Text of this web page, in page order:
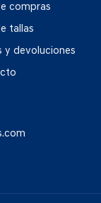
compras
tallas
y devoluciones